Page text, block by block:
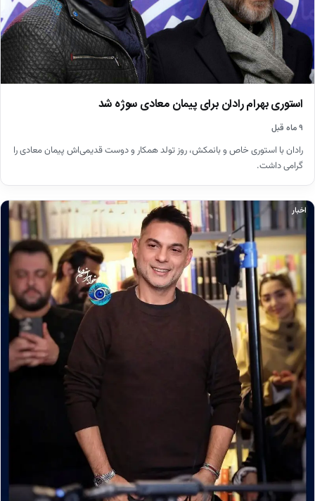
استوری بهرام رادان برای پیمان معادی سوژه شد
۹ ماه قبل
رادان با استوری خاص و بانمکش، روز تولد همکار و دوست قدیمی‌اش پیمان معادی را
گرامی داشت.
اخبار